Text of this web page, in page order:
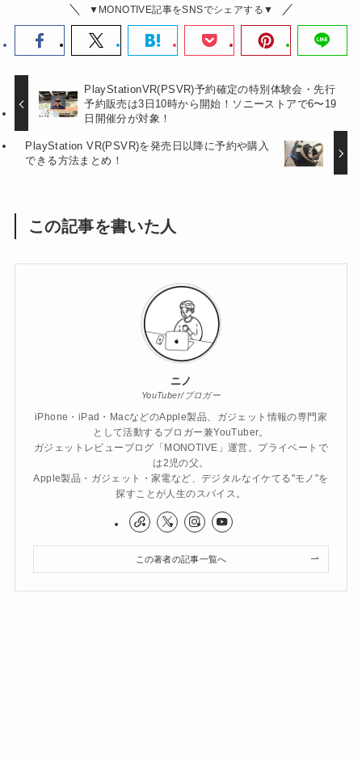
▼MONOTIVE記事をSNSでシェアする▼
PlayStationVR(PSVR)予約確定の特別体験会・先行
予約販売は3日10時から開始！ソニーストアで6〜19
日開催分が対象！
PlayStation VR(PSVR)を発売日以降に予約や購入
できる方法まとめ！
この記事を書いた人
ニノ
YouTuber/ブロガー
iPhone・iPad・MacなどのApple製品、ガジェット情報の専門家
として活動するブロガー兼YouTuber。
ガジェットレビューブログ「MONOTIVE」運営。プライベートで
は2児の父。
Apple製品・ガジェット・家電など、デジタルなイケてる"モノ"を
探すことが人生のスパイス。
この著者の記事一覧へ